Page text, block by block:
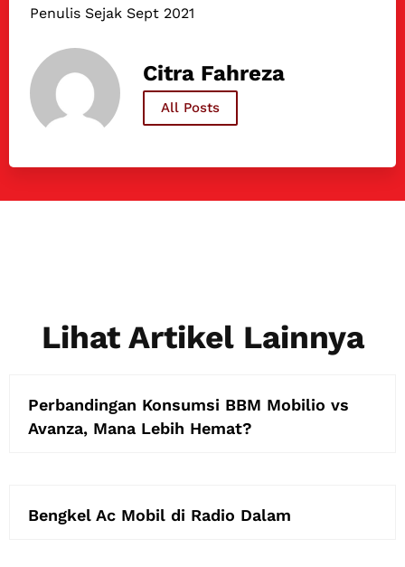
Penulis Sejak Sept 2021
Citra Fahreza
All Posts
Lihat Artikel Lainnya
Perbandingan Konsumsi BBM Mobilio vs
Avanza, Mana Lebih Hemat?
Bengkel Ac Mobil di Radio Dalam